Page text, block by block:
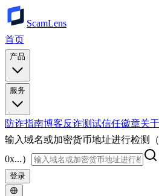
ScamLens
首页
产品
服务
防诈指南博客反诈测试信任徽章关于
输入域名或加密货币地址进行检测（
0x...）
登录